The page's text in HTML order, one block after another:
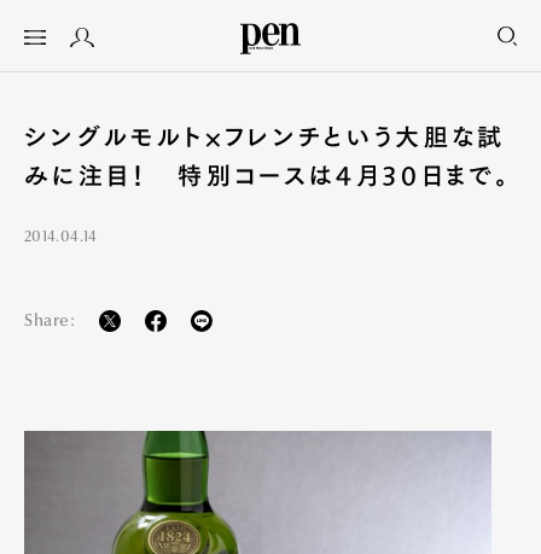
シングルモルト×フレンチという大胆な試
みに注目！ 特別コースは4月30日まで。
2014.04.14
Share: